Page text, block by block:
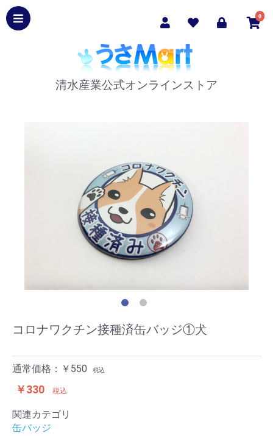
0
清水産業公式オンラインストア
コロナワクチン接種済缶バッジ①犬
通常価格：￥550 税込
￥330 税込
関連カテゴリ
缶バッジ